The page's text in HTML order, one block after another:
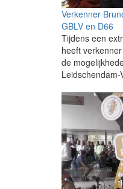
Verkenner
GBLV en D66
Tijdens een
heeft
de